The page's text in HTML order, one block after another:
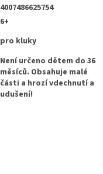
4007486625754
6+
pro kluky
Není určeno dětem do 36
měsíců. Obsahuje malé
části a hrozí vdechnutí a
udušení!